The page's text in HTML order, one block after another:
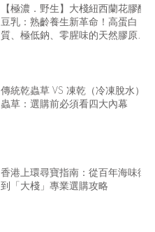
【極濃．野生】大棧紐西蘭花膠醇
豆乳：熟齡養生新革命！高蛋白
質、極低鈉、零腥味的天然膠原精
傳統乾蟲草 VS 凍乾（冷凍脫水）
蟲草：選購前必須看四大內幕
香港上環尋寶指南：從百年海味街
到「大棧」專業選購攻略